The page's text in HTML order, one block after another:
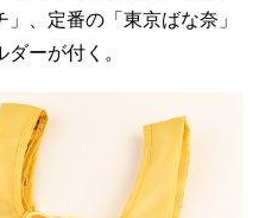
、定番の「東京ばな奈」
ーが付く。